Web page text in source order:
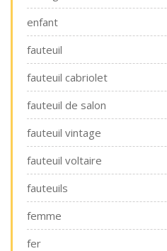
enfant
fauteuil
fauteuil cabriolet
fauteuil de salon
fauteuil vintage
fauteuil voltaire
fauteuils
femme
fer